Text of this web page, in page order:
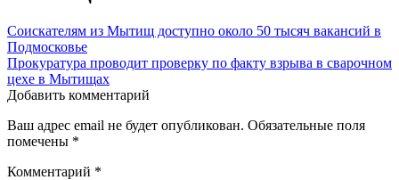
Соискателям из Мытищ доступно около 50 тысяч вакансий в
Подмосковье
Прокуратура проводит проверку по факту взрыва в сварочном
цехе в Мытищах
Добавить комментарий
Ваш адрес email не будет опубликован. Обязательные поля
помечены *
Комментарий *